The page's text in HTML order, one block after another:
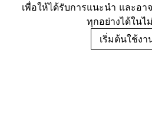
เพื่อให้ได้รับการแนะนำ และอ
ทุกอย่างได้ในไ
เริ่มต้นใช้งา